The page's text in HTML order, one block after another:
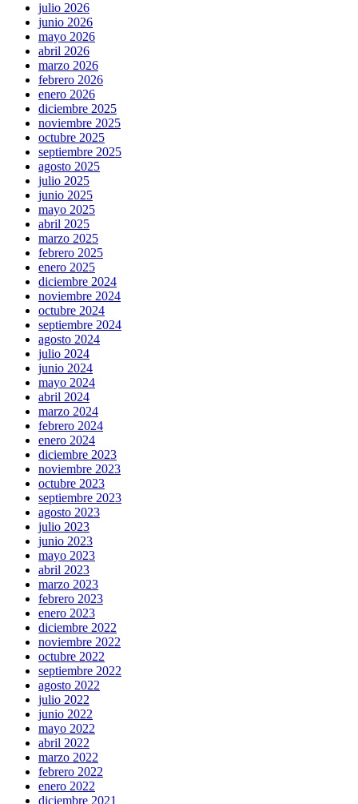
julio 2026
junio 2026
mayo 2026
abril 2026
marzo 2026
febrero 2026
enero 2026
diciembre 2025
noviembre 2025
octubre 2025
septiembre 2025
agosto 2025
julio 2025
junio 2025
mayo 2025
abril 2025
marzo 2025
febrero 2025
enero 2025
diciembre 2024
noviembre 2024
octubre 2024
septiembre 2024
agosto 2024
julio 2024
junio 2024
mayo 2024
abril 2024
marzo 2024
febrero 2024
enero 2024
diciembre 2023
noviembre 2023
octubre 2023
septiembre 2023
agosto 2023
julio 2023
junio 2023
mayo 2023
abril 2023
marzo 2023
febrero 2023
enero 2023
diciembre 2022
noviembre 2022
octubre 2022
septiembre 2022
agosto 2022
julio 2022
junio 2022
mayo 2022
abril 2022
marzo 2022
febrero 2022
enero 2022
diciembre 2021